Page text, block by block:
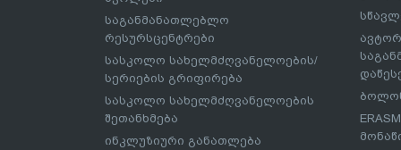
საგანმანათლებლო
რესურსცენტრები
სასკოლო სახელმძღვანელოების/
სერიების გრიფირება
სასკოლო სახელმძღვანელოების
შეთანხმება
ინკლუზიური განათლება